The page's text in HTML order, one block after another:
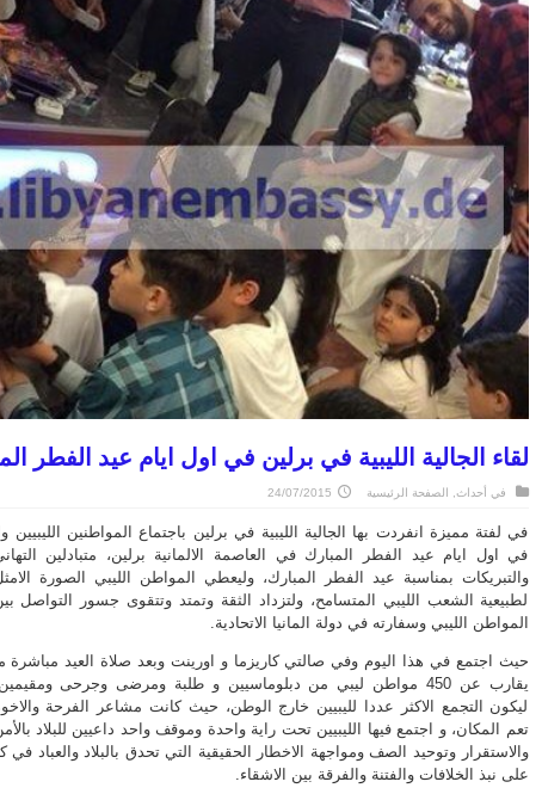
لقاء الجالية الليبية في برلين في اول ايام عيد الفطر
في أحداث الصفحة الرئيسية 24/07/2015
في لفتة مميزة انفردت بها الجالية الليبية في برلين باجتماع المواطنين الليبيين
في اول ايام عيد الفطر المبارك في العاصمة الالمانية برلين، متبادلين
والتبريكات بمناسبة عيد الفطر المبارك، وليعطي المواطن الليبي الصورة
لطبيعية الشعب الليبي المتسامح، ولتزداد الثقة وتمتد وتتقوى جسور التواصل
المواطن الليبي وسفارته في دولة المانيا الاتحادية.
حيث اجتمع في هذا اليوم وفي صالتي كاريزما و اورينت وبعد صلاة العيد مباشرة
يقارب عن 450 مواطن ليبي من دبلوماسيين و طلبة ومرضى وجرحى
ليكون التجمع الاكثر عددا لليبيين خارج الوطن، حيث كانت مشاعر الفرحة
تعم المكان، و اجتمع فيها الليبيين تحت راية واحدة وموقف واحد داعيين للبلاد
والاستقرار وتوحيد الصف ومواجهة الاخطار الحقيقية التي تحدق بالبلاد والعباد في
على نبذ الخلافات والفتنة والفرقة بين الاشقاء.